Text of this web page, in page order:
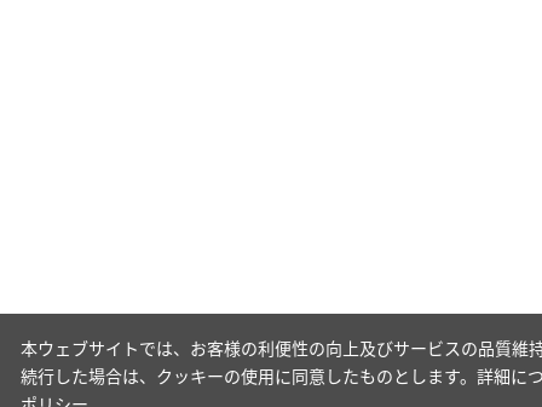
本ウェブサイトでは、お客様の利便性の向上及びサービスの品質
続行した場合は、クッキーの使用に同意したものとします。詳細